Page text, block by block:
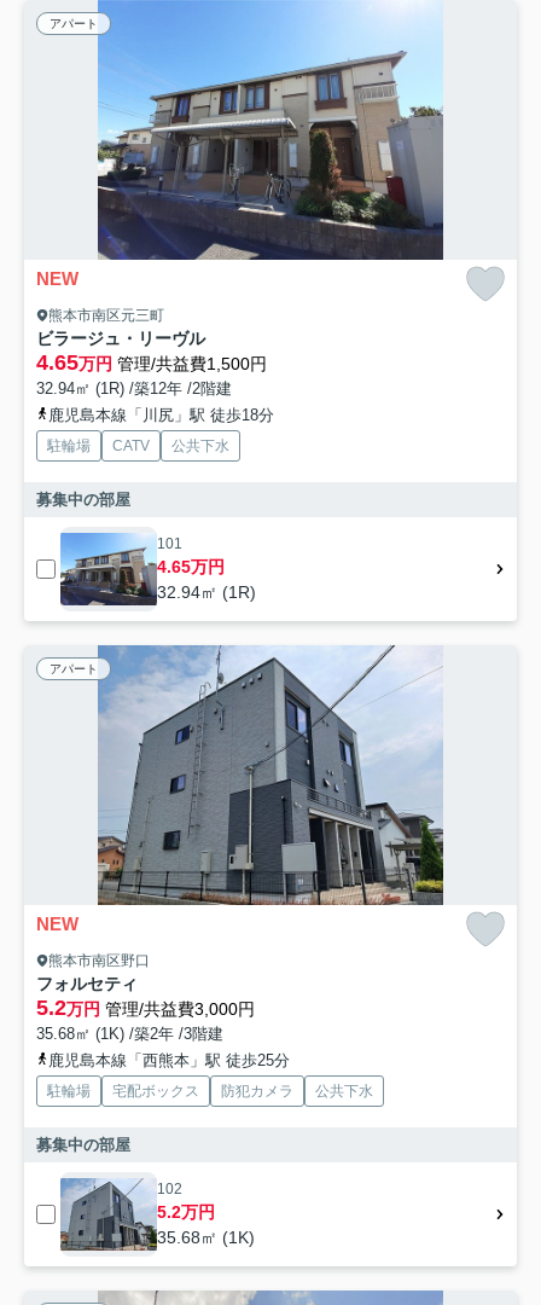
アパート
NEW
熊本市南区元三町
ビラージュ・リーヴル
4.65万円 管理/共益費1,500円
32.94㎡ (1R) /築12年 /2階建
鹿児島本線「川尻」駅 徒歩18分
駐輪場 CATV 公共下水
募集中の部屋
101
4.65万円
32.94㎡ (1R)
アパート
NEW
熊本市南区野口
フォルセティ
5.2万円 管理/共益費3,000円
35.68㎡ (1K) /築2年 /3階建
鹿児島本線「西熊本」駅 徒歩25分
駐輪場 宅配ボックス 防犯カメラ 公共下水
募集中の部屋
102
5.2万円
35.68㎡ (1K)